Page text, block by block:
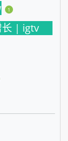
1
长 | igtv